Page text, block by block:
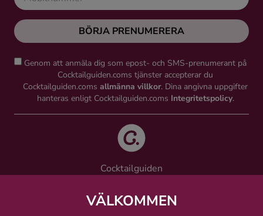
VÄLKOMMEN
BÖRJA PRENUMERERA
Genom att anmäla dig som epost- och SMS-prenumerant på
Cocktailguiden.coms tjänster accepterar du
Cocktailguiden.coms allmänna villkor. Dina angivna uppgifter
hanteras enligt Cocktailguiden.coms Integritetspolicy.
Cocktailguiden
Västra Järnvägsgatan 21, 111 64 Stockholm